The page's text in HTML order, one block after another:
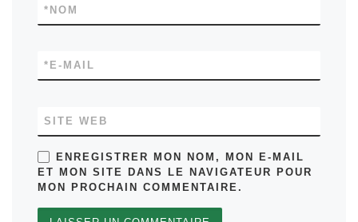
NOM
*
E-MAIL
*
SITE WEB
ENREGISTRER MON NOM, MON E-MAIL
ET MON SITE DANS LE NAVIGATEUR POUR
MON PROCHAIN COMMENTAIRE.